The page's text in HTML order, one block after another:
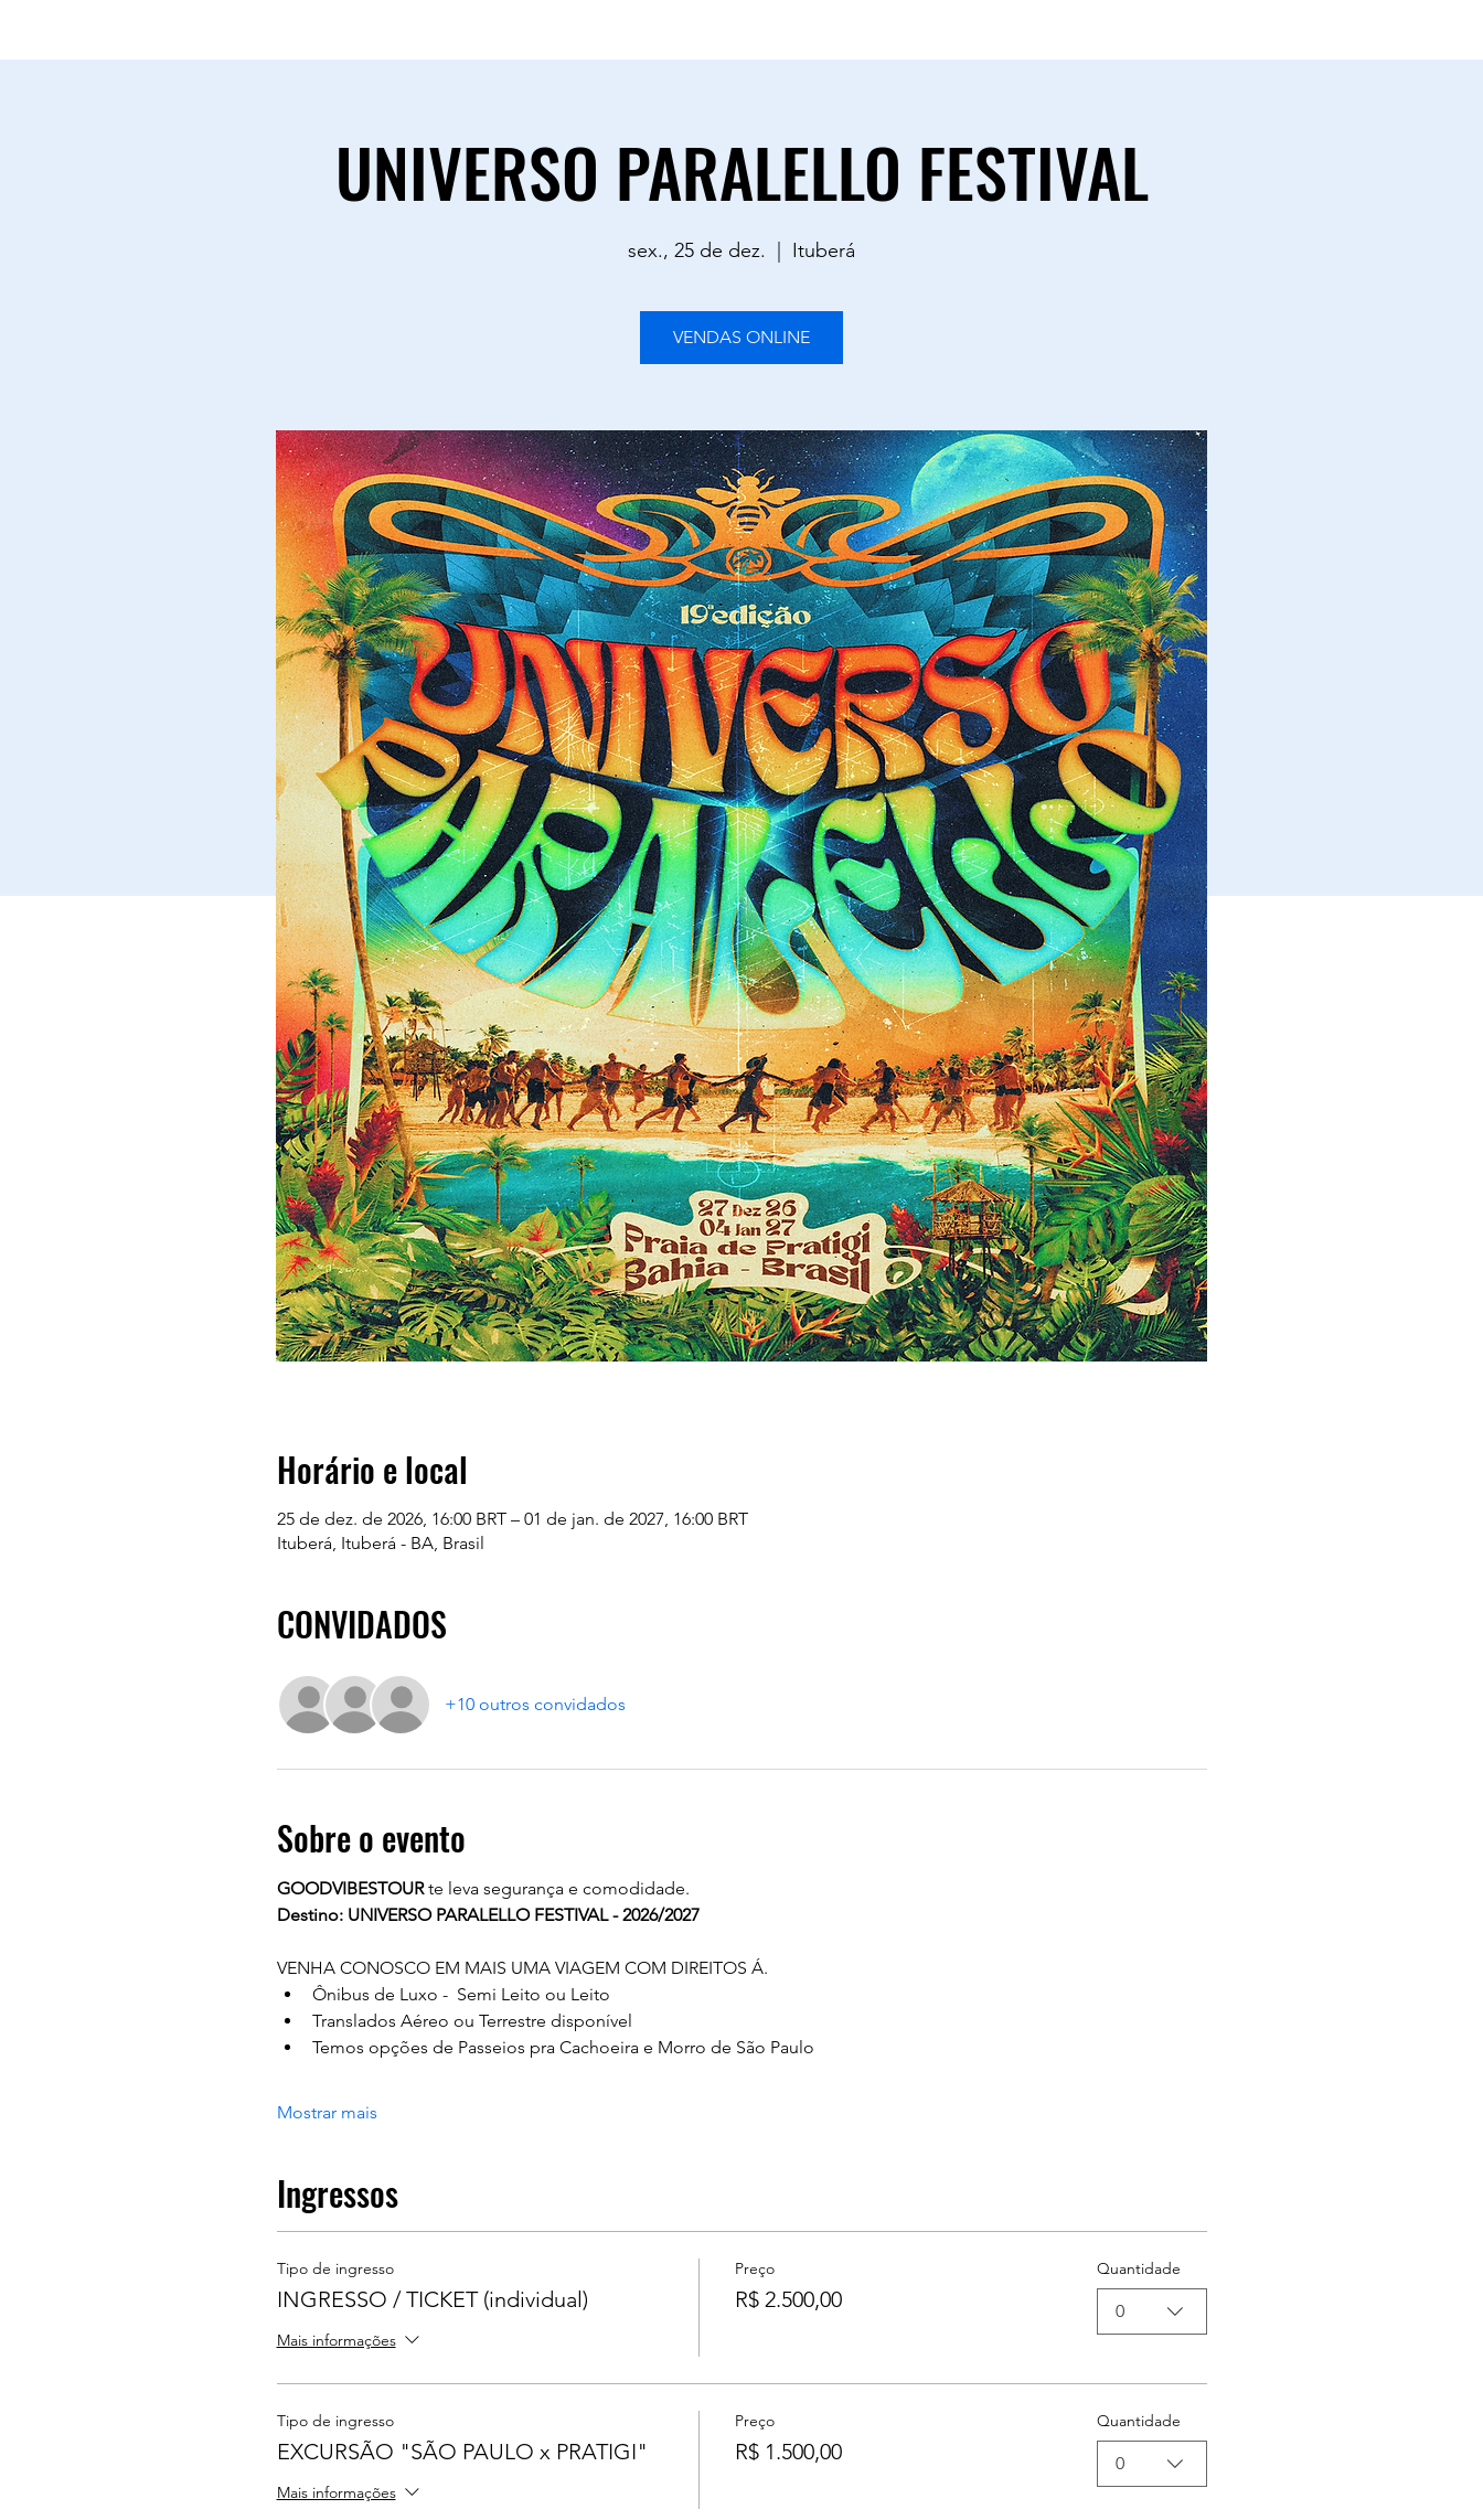
UNIVERSO PARALELLO FESTIVAL
sex., 25 de dez. Ituberá
VENDAS ONLINE
Horário e local
25 de dez. de 2026, 16:00 BRT – 01 de jan. de 2027, 16:00 BRT
Ituberá, Ituberá - BA, Brasil
CONVIDADOS
+10 outros convidados
Sobre o evento
GOODVIBESTOUR te leva segurança e comodidade.
Destino: UNIVERSO PARALELLO FESTIVAL - 2026/2027
VENHA CONOSCO EM MAIS UMA VIAGEM COM DIREITOS Á.
Ônibus de Luxo -  Semi Leito ou Leito
Translados Aéreo ou Terrestre disponível
Temos opções de Passeios pra Cachoeira e Morro de São Paulo
Mostrar mais
Ingressos
Tipo de ingresso
INGRESSO / TICKET (individual)
Mais informações
Preço
R$ 2.500,00
Quantidade
0
Tipo de ingresso
EXCURSÃO "SÃO PAULO x PRATIGI"
Mais informações
Preço
R$ 1.500,00
Quantidade
0